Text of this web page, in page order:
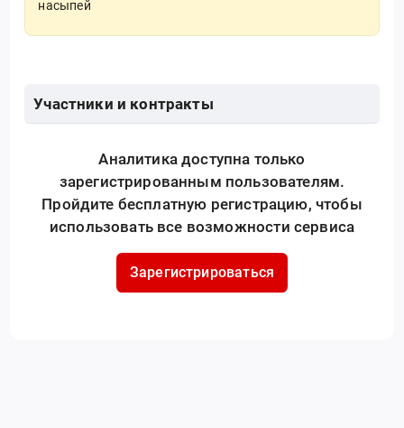
насыпей
Участники и контракты
Аналитика доступна только
зарегистрированным пользователям.
Пройдите бесплатную регистрацию, чтобы
использовать все возможности сервиса
Зарегистрироваться